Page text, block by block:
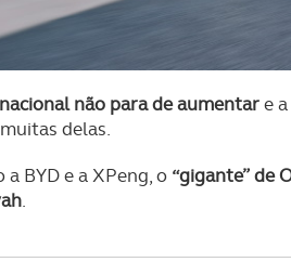
não para de aumentare
delas.
BYD e a XPeng, o “gigante” de
.